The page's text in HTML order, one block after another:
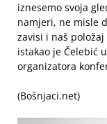
iznesemo svoja
namjeri, ne misle
zavisi i naš
istakao je Čelebić
organizatora
(Bošnjaci.net)